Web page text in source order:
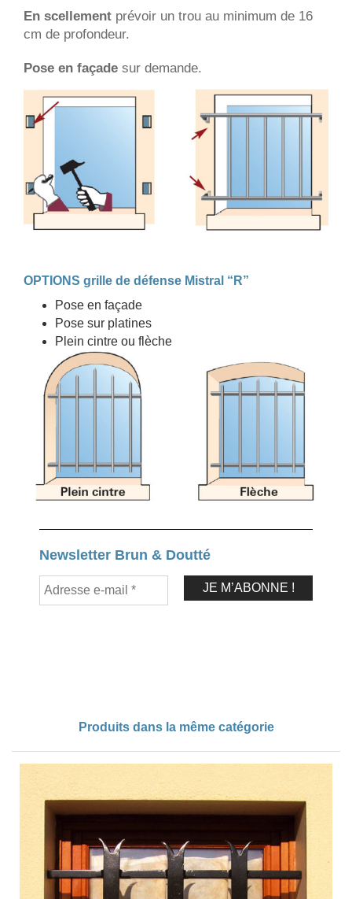
En scellement prévoir un trou au minimum de 16
cm de profondeur.
Pose en façade sur demande.
OPTIONS grille de défense Mistral “R”
Pose en façade
Pose sur platines
Plein cintre ou flèche
Newsletter Brun & Doutté
Produits dans la même catégorie